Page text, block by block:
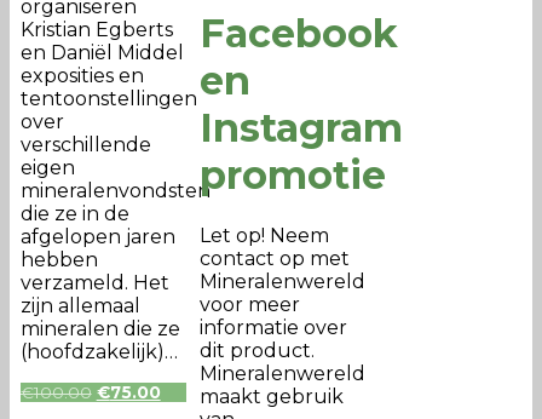
organiseren
Kristian Egberts
en Daniël Middel
exposities en
tentoonstellingen
over
verschillende
eigen
mineralenvondsten
die ze in de
afgelopen jaren
hebben
verzameld. Het
zijn allemaal
mineralen die ze
(hoofdzakelijk)…
€100.00 Oorspronkelijke
€75.00Huidige
Facebook
en
Instagram
promotie
Let op! Neem
contact op met
Mineralenwereld
voor meer
informatie over
dit product.
Mineralenwereld
maakt gebruik